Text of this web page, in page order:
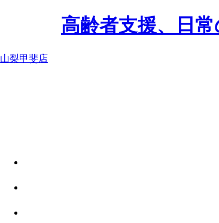
高齢者支援、日
山梨甲斐店